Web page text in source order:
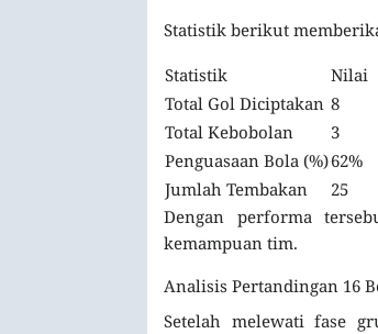
Statistik berikut
Statistik
Nilai
Total Gol Diciptakan 8
Total Kebobolan
3
Penguasaan Bola (%)62%
Jumlah Tembakan
25
Dengan performa
kemampuan tim.
Analisis Pertandingan 16
Setelah melewati fase